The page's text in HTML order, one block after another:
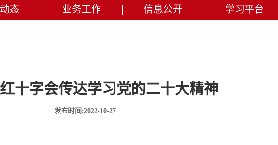
态 业务工作 信息公开 学习平台
十字会传达学习党的二十大精神
发布时间:2022-10-27